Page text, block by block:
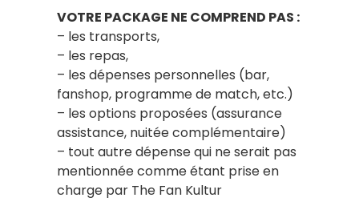
VOTRE PACKAGE NE COMPREND PAS :
– les transports,
– les repas,
– les dépenses personnelles (bar,
fanshop, programme de match, etc.)
– les options proposées (assurance
assistance, nuitée complémentaire)
– tout autre dépense qui ne serait pas
mentionnée comme étant prise en
charge par The Fan Kultur